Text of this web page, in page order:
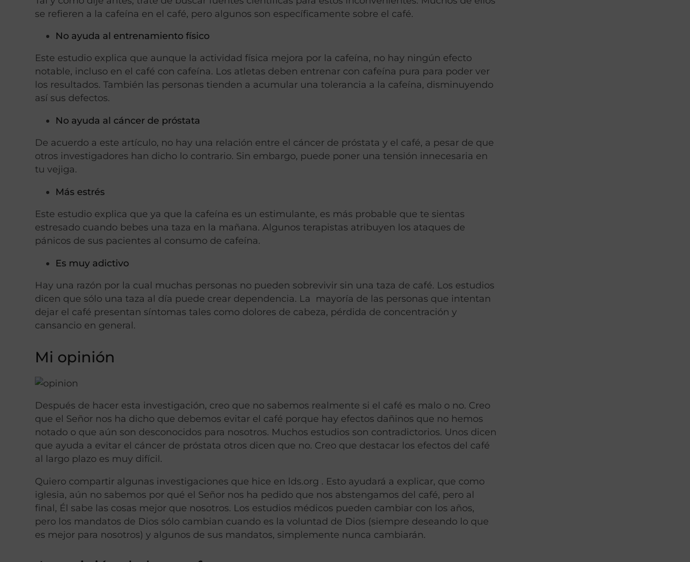
se refieren a la cafeína en el café, pero algunos son específicamente sobre el café.
No ayuda al entrenamiento físico
Este estudio explica que aunque la actividad física mejora por la cafeína, no hay ningún efecto
notable, incluso en el café con cafeína. Los atletas deben entrenar con cafeína pura para poder ver
los resultados. También las personas tienden a acumular una tolerancia a la cafeína, disminuyendo
así sus defectos.
No ayuda al cáncer de próstata
De acuerdo a este artículo, no hay una relación entre el cáncer de próstata y el café, a pesar de que
otros investigadores han dicho lo contrario. Sin embargo, puede poner una tensión innecesaria en
tu vejiga.
Más estrés
Este estudio explica que ya que la cafeína es un estimulante, es más probable que te sientas
estresado cuando bebes una taza en la mañana. Algunos terapistas atribuyen los ataques de
pánicos de sus pacientes al consumo de cafeína.
Es muy adictivo
Hay una razón por la cual muchas personas no pueden sobrevivir sin una taza de café. Los estudios
dicen que sólo una taza al día puede crear dependencia. La mayoría de las personas que intentan
dejar el café presentan síntomas tales como dolores de cabeza, pérdida de concentración y
cansancio en general.
Mi opinión
Después de hacer esta investigación, creo que no sabemos realmente si el café es malo o no. Creo
que el Señor nos ha dicho que debemos evitar el café porque hay efectos dañinos que no hemos
notado o que aún son desconocidos para nosotros. Muchos estudios son contradictorios. Unos dicen
que ayuda a evitar el cáncer de próstata otros dicen que no. Creo que destacar los efectos del café
al largo plazo es muy difícil.
Quiero compartir algunas investigaciones que hice en lds.org . Esto ayudará a explicar, que como
iglesia, aún no sabemos por qué el Señor nos ha pedido que nos abstengamos del café, pero al
final, Él sabe las cosas mejor que nosotros. Los estudios médicos pueden cambiar con los años,
pero los mandatos de Dios sólo cambian cuando es la voluntad de Dios (siempre deseando lo que
es mejor para nosotros) y algunos de sus mandatos, simplemente nunca cambiarán.